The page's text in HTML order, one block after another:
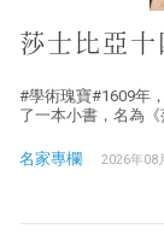
莎士比亞
#學術瑰寶#1609年
了一本小書，名為《
名家專欄 2026年08